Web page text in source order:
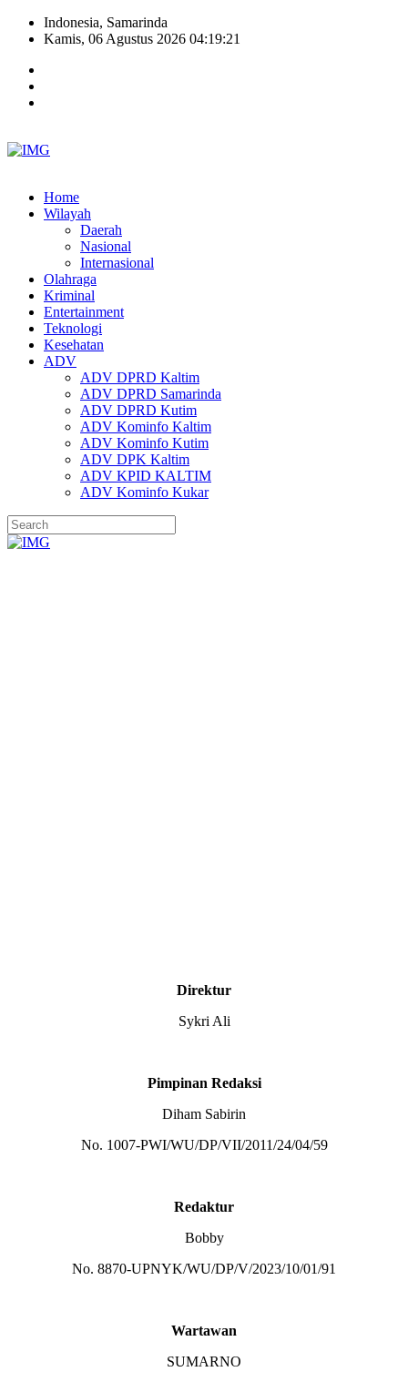
Indonesia, Samarinda
Kamis, 06 Agustus 2026 04:19:21
Home
Wilayah
Daerah
Nasional
Internasional
Olahraga
Kriminal
Entertainment
Teknologi
Kesehatan
ADV
ADV DPRD Kaltim
ADV DPRD Samarinda
ADV DPRD Kutim
ADV Kominfo Kaltim
ADV Kominfo Kutim
ADV DPK Kaltim
ADV KPID KALTIM
ADV Kominfo Kukar
Direktur
Sykri Ali
Pimpinan Redaksi
Diham Sabirin
No. 1007-PWI/WU/DP/VII/2011/24/04/59
Redaktur
Bobby
No. 8870-UPNYK/WU/DP/V/2023/10/01/91
Wartawan
SUMARNO